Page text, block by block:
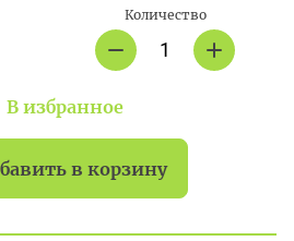
Количество
В избранное
в корзину